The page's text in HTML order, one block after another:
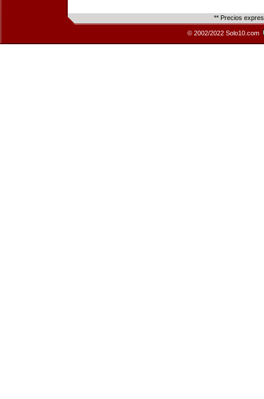
** Precios
© 2002/2022 Solo10.com